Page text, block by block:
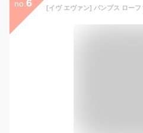
no. 6